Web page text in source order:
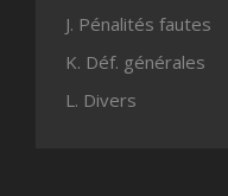
J. Pénalités fautes
K. Déf. générales
L. Divers